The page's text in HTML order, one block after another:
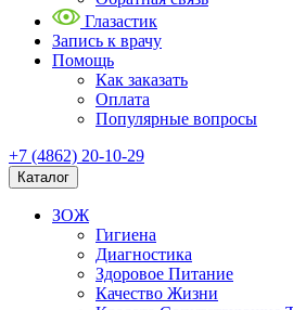
Глазастик
Запись к врачу
Помощь
Как заказать
Оплата
Популярные вопросы
+7 (4862) 20-10-29
Каталог
ЗОЖ
Гигиена
Диагностика
Здоровое Питание
Качество Жизни